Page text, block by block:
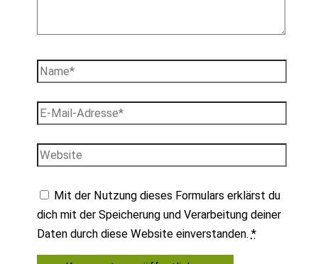
Name*
E-
Mail-
Adresse*
Website
Mit der Nutzung dieses Formulars erklärst du
dich mit der Speicherung und Verarbeitung deiner
Daten durch diese Website einverstanden. *